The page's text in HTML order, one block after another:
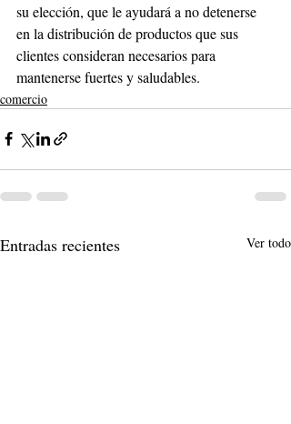
su elección, que le ayudará a no detenerse
en la distribución de productos que sus
clientes consideran necesarios para
mantenerse fuertes y saludables.
comercio
Entradas recientes Ver todo